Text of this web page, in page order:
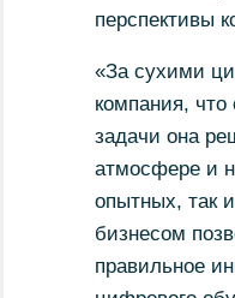
перспективы
«За сухими
компания,
задачи она
атмосфере и
опытных, так
бизнесом
правильное